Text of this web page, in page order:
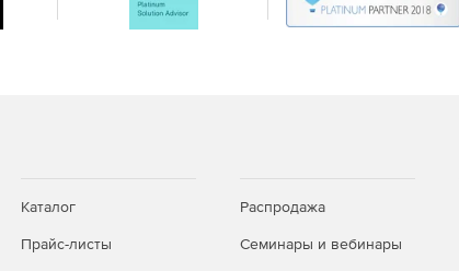
Каталог
Прайс-листы
Распродажа
Семинары и вебинары